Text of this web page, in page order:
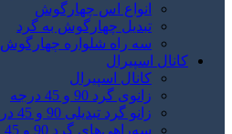
انواع اس چهارگوش
تبدیل چهارگوش به گرد
سه راه شلواره چهارگوش
کانال اسپیرال
کانال اسپیرال
زانوی گرد 90 و 45 درجه
زانو گرد تبدیلی 90 و 45 درجه
سه‌راهی‌های گرد 90 و 45